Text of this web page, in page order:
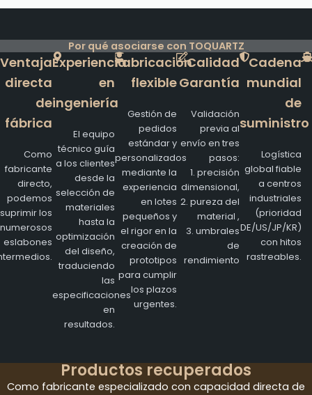
Por qué asociarse con TOQUARTZ
Ventaja
directa
de
fábrica
Como
fabricante
directo,
podemos
suprimir los
numerosos
eslabones
Experiencia
en
ingeniería
El equipo
técnico guía
a los clientes
desde la
selección de
materiales
hasta la
optimización
del diseño,
traduciendo
las
especificaciones
en
resultados.
Fabricación
flexible
Gestión de
pedidos
estándar y
personalizados
mediante la
experiencia
en lotes
pequeños y
el rigor en la
creación de
prototipos
para cumplir
los plazos
urgentes.
Calidad
Garantía
Validación
previa al
envío en tres
pasos:
1. precisión
dimensional,
2. pureza del
material ,
3. umbrales
de
rendimiento
Cadena
mundial
de
suministro
Logística
global fiable
a centros
industriales
(prioridad
DE/US/JP/KR)
con hitos
rastreables.
Productos recuperados
Como fabricante especializado con capacidad directa de